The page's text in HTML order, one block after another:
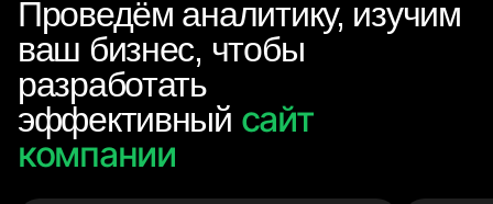
Проведём аналитику, изучим
ваш бизнес, чтобы
разработать
эффективный сайт
компании